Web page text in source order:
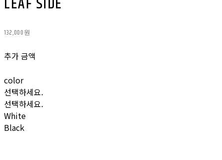
132,000원
추가 금액
color
선택하세요.
선택하세요.
White
Black